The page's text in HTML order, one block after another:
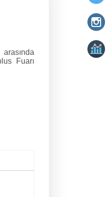
Fuarı